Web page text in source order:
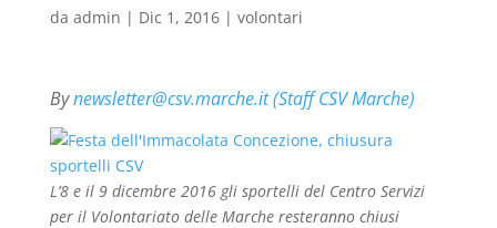
da admin | Dic 1, 2016| volontari
Bynewsletter@csv.marche.it (Staff CSV Marche)
L’8 e il 9 dicembre 2016 gli sportelli del Centro Servizi
per il Volontariato delle Marche resteranno chiusi